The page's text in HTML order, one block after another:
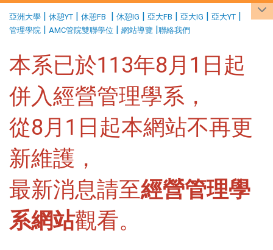
亞洲大學 | 休憩YT | 休憩FB | 休憩IG | 亞大FB | 亞大IG | 亞大YT |
管理學院 | AMC管院雙聯學位 | 網站導覽 |聯絡我們
本系已於113年8月1日起
併入經營管理學系，
從8月1日起本網站不再更
新維護，
最新消息請至經營管理學
系網站觀看。